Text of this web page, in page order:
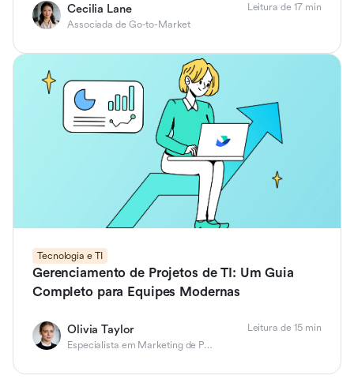
Cecilia Lane
Associada de Go-to-Market
Leitura de 17 min
Tecnologia e TI
Gerenciamento de Projetos de TI: Um Guia
Completo para Equipes Modernas
Olivia Taylor
Especialista em Marketing de Produto B2B
Leitura de 15 min